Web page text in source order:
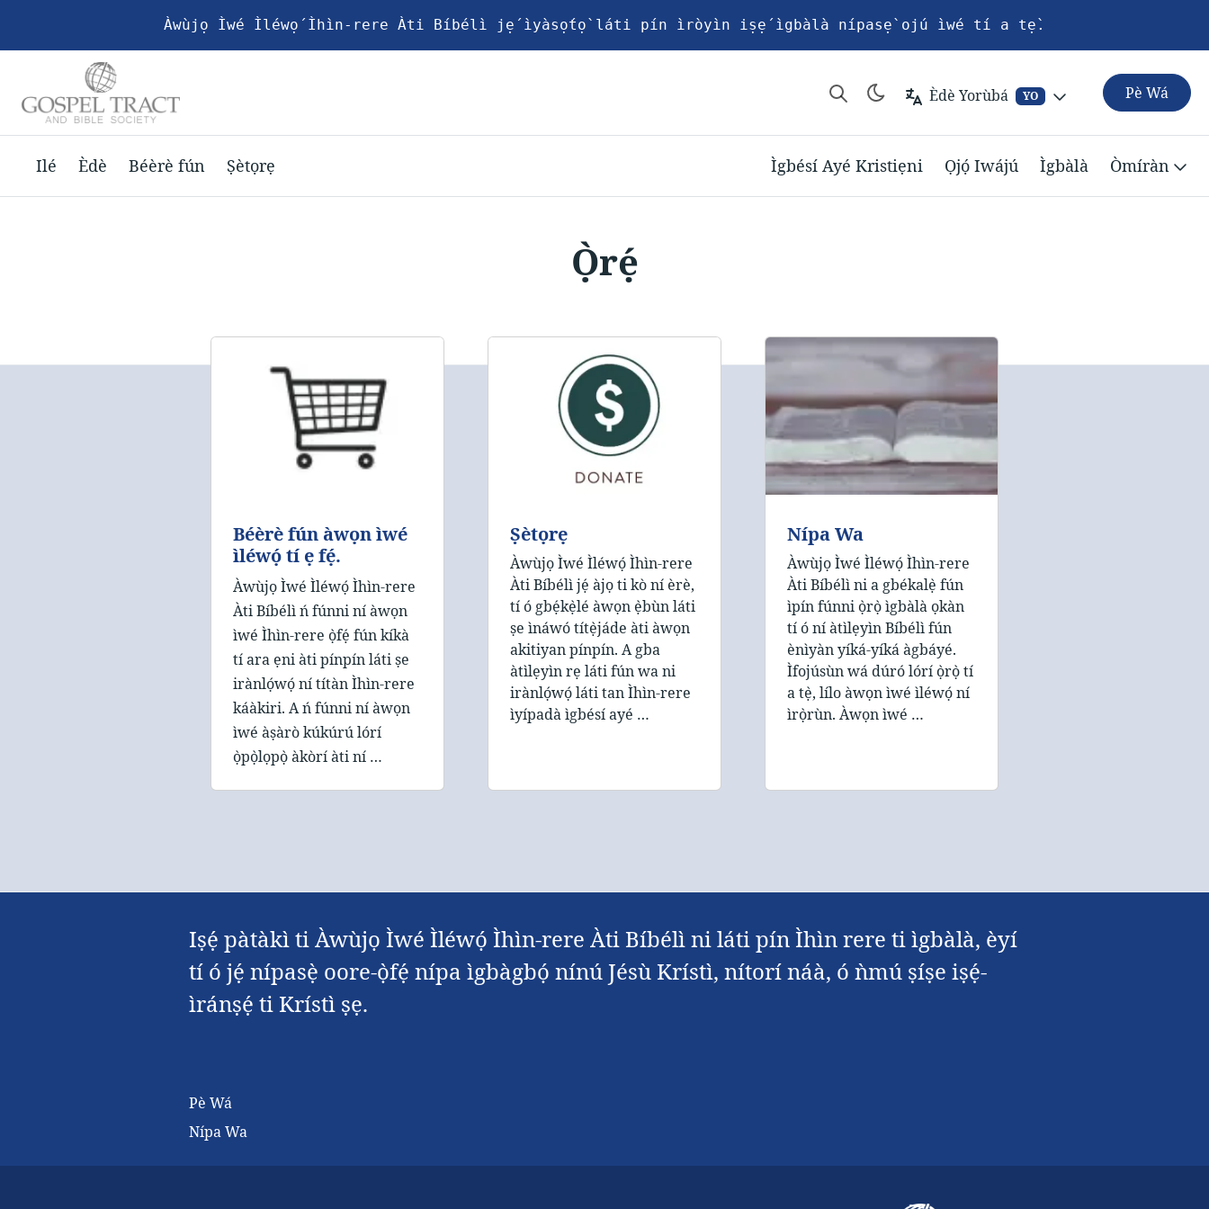
Àwùjọ Ìwé Ìléwọ́ Ìhìn-rere Àti Bíbélì jẹ́ ìyàsọ́tọ̀ láti pín ìròyìn iṣẹ́ ìgbàlà nípasẹ̀ ojú ìwé tí a tẹ̀.
Èdè Yorùbá YO Pè Wá
Ilé Èdè Béèrè fún Ṣètọrẹ Ìgbésí Ayé Kristiẹni Ọjọ́ Iwájú Ìgbàlà Òmíràn
Ọ̀rẹ́
Béèrè fún àwọn ìwé
ìléwọ́ tí ẹ fẹ́.
Àwùjọ Ìwé Ìléwọ́ Ìhìn-rere
Àti Bíbélì ń fúnni ní àwọn
ìwé Ìhìn-rere ọ̀fẹ́ fún kíkà
tí ara ẹni àti pínpín láti ṣe
irànlọ́wọ́ ní títàn Ìhìn-rere
káàkiri. A ń fúnni ní àwọn
ìwé àṣàrò kúkúrú lórí
ọ̀pọ̀lọpọ̀ àkòrí àti ní …
Ṣètọrẹ
Àwùjọ Ìwé Ìléwọ́ Ìhìn-rere
Àti Bíbélì jẹ́ àjọ ti kò ní èrè,
tí ó gbẹ́kẹ̀lé àwọn ẹ̀bùn láti
ṣe ìnáwó títẹ̀jáde àti àwọn
akitiyan pínpín. A gba
àtìlẹyìn rẹ láti fún wa ni
irànlọ́wọ́ láti tan Ìhìn-rere
ìyípadà ìgbésí ayé …
Nípa Wa
Àwùjọ Ìwé Ìléwọ́ Ìhìn-rere
Àti Bíbélì ni a gbékalẹ̀ fún
ìpín fúnni ọ̀rọ̀ ìgbàlà ọkàn
tí ó ní àtìlẹyìn Bíbélì fún
ènìyàn yíká-yíká àgbáyé.
Ìfojúsùn wá dúró lórí ọ̀rọ̀ tí
a tẹ̀, lílo àwọn ìwé ìléwọ́ ní
ìrọ̀rùn. Àwọn ìwé …
Iṣẹ́ pàtàkì ti Àwùjọ Ìwé Ìléwọ́ Ìhìn-rere Àti Bíbélì ni láti pín Ìhìn rere ti ìgbàlà, èyí
tí ó jẹ́ nípasẹ̀ oore-ọ̀fẹ́ nípa ìgbàgbọ́ nínú Jésù Krístì, nítorí náà, ó ǹmú ṣíṣe iṣẹ́-
ìránṣẹ́ ti Krístì ṣẹ.
Pè Wá
Nípa Wa